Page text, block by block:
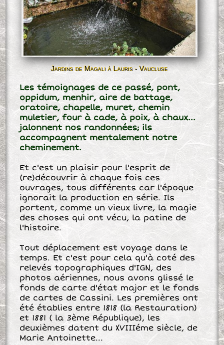
Jardins de Magali à Lauris - Vaucluse
Les témoignages de ce passé, pont,
oppidum, menhir, aire de battage,
oratoire, chapelle, muret, chemin
muletier, four à cade, à poix, à chaux...
jalonnent nos randonnées; ils
accompagnent mentalement notre
cheminement.
Et c'est un plaisir pour l'esprit de
(re)découvrir à chaque fois ces
ouvrages, tous différents car l'époque
ignorait la production en série. Ils
portent, comme un vieux livre, la magie
des choses qui ont vécu, la patine de
l'histoire.
Tout déplacement est voyage dans le
temps. Et c'est pour cela qu'à coté des
relevés topographiques d'IGN, des
photos aériennes, nous avons glissé le
fonds de carte d'état major et le fonds
de cartes de Cassini. Les premières ont
été établies entre 1818 (la Restauration)
et 1881 ( la 3ème République), les
deuxièmes datent du XVIIIéme siècle, de
Marie Antoinette...